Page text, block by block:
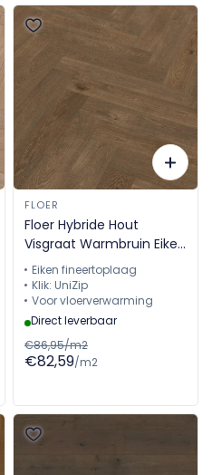
FLOER
Floer Hybride Hout
Visgraat Warmbruin Eiken
FLR-5019
Eiken fineertoplaag
Klik: UniZip
Voor vloerverwarming
Direct leverbaar
€86,95/m2
€82,59/m2